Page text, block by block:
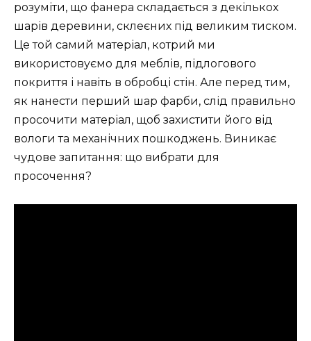
розуміти, що фанера складається з декількох
шарів деревини, склеєних під великим тиском.
Це той самий матеріал, котрий ми
використовуємо для меблів, підлогового
покриття і навіть в обробці стін. Але перед тим,
як нанести перший шар фарби, слід правильно
просочити матеріал, щоб захистити його від
вологи та механічних пошкоджень. Виникає
чудове запитання: що вибрати для
просочення?